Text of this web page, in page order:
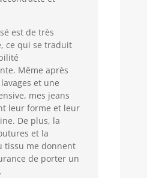
est de très
ce qui se traduit
Même après
et une
mes jeans
leur forme et leur
De plus, la
et la
tissu me donnent
de porter un